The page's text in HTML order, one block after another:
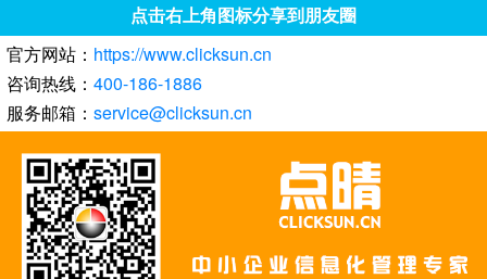
点击右上角图标分享到朋友圈
官方网站： https://www.clicksun.cn
咨询热线： 400-186-1886
服务邮箱： service@clicksun.cn